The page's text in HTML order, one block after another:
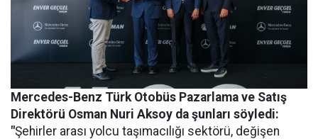
Mercedes-Benz Türk Otobüs Pazarlama ve Satış
Direktörü Osman Nuri Aksoy da şunları söyledi:
"Şehirler arası yolcu taşımacılığı sektörü, değişen